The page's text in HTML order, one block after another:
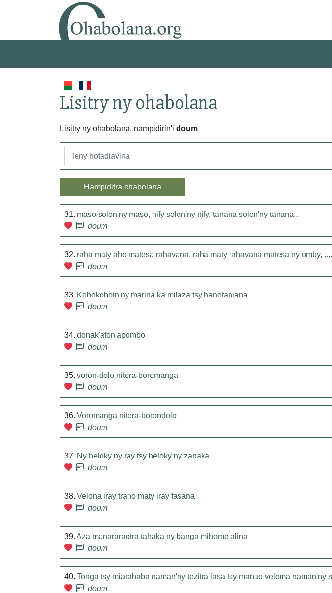
Lisitry ny ohabolana
Lisitry ny ohabolana, nampidirin'i doum
Hampiditra ohabolana
31. maso solon'ny maso, nify solon'ny nify, tanana solon'ny tanana...
doum
32. raha maty aho matesa rahavana, raha maty rahavana matesa ny omby,
doum
33. Kobokoboin'ny marina ka milaza tsy hanotaniana
doum
34. donak'afon'apombo
doum
35. voron-dolo nitera-boromanga
doum
36. Voromanga nitera-borondolo
doum
37. Ny heloky ny ray tsy heloky ny zanaka
doum
38. Velona iray trano maty iray fasana
doum
39. Aza manararaotra tahaka ny banga mihome alina
doum
40. Tonga tsy miarahaba naman'ny tezitra lasa tsy manao veloma naman'ny
doum